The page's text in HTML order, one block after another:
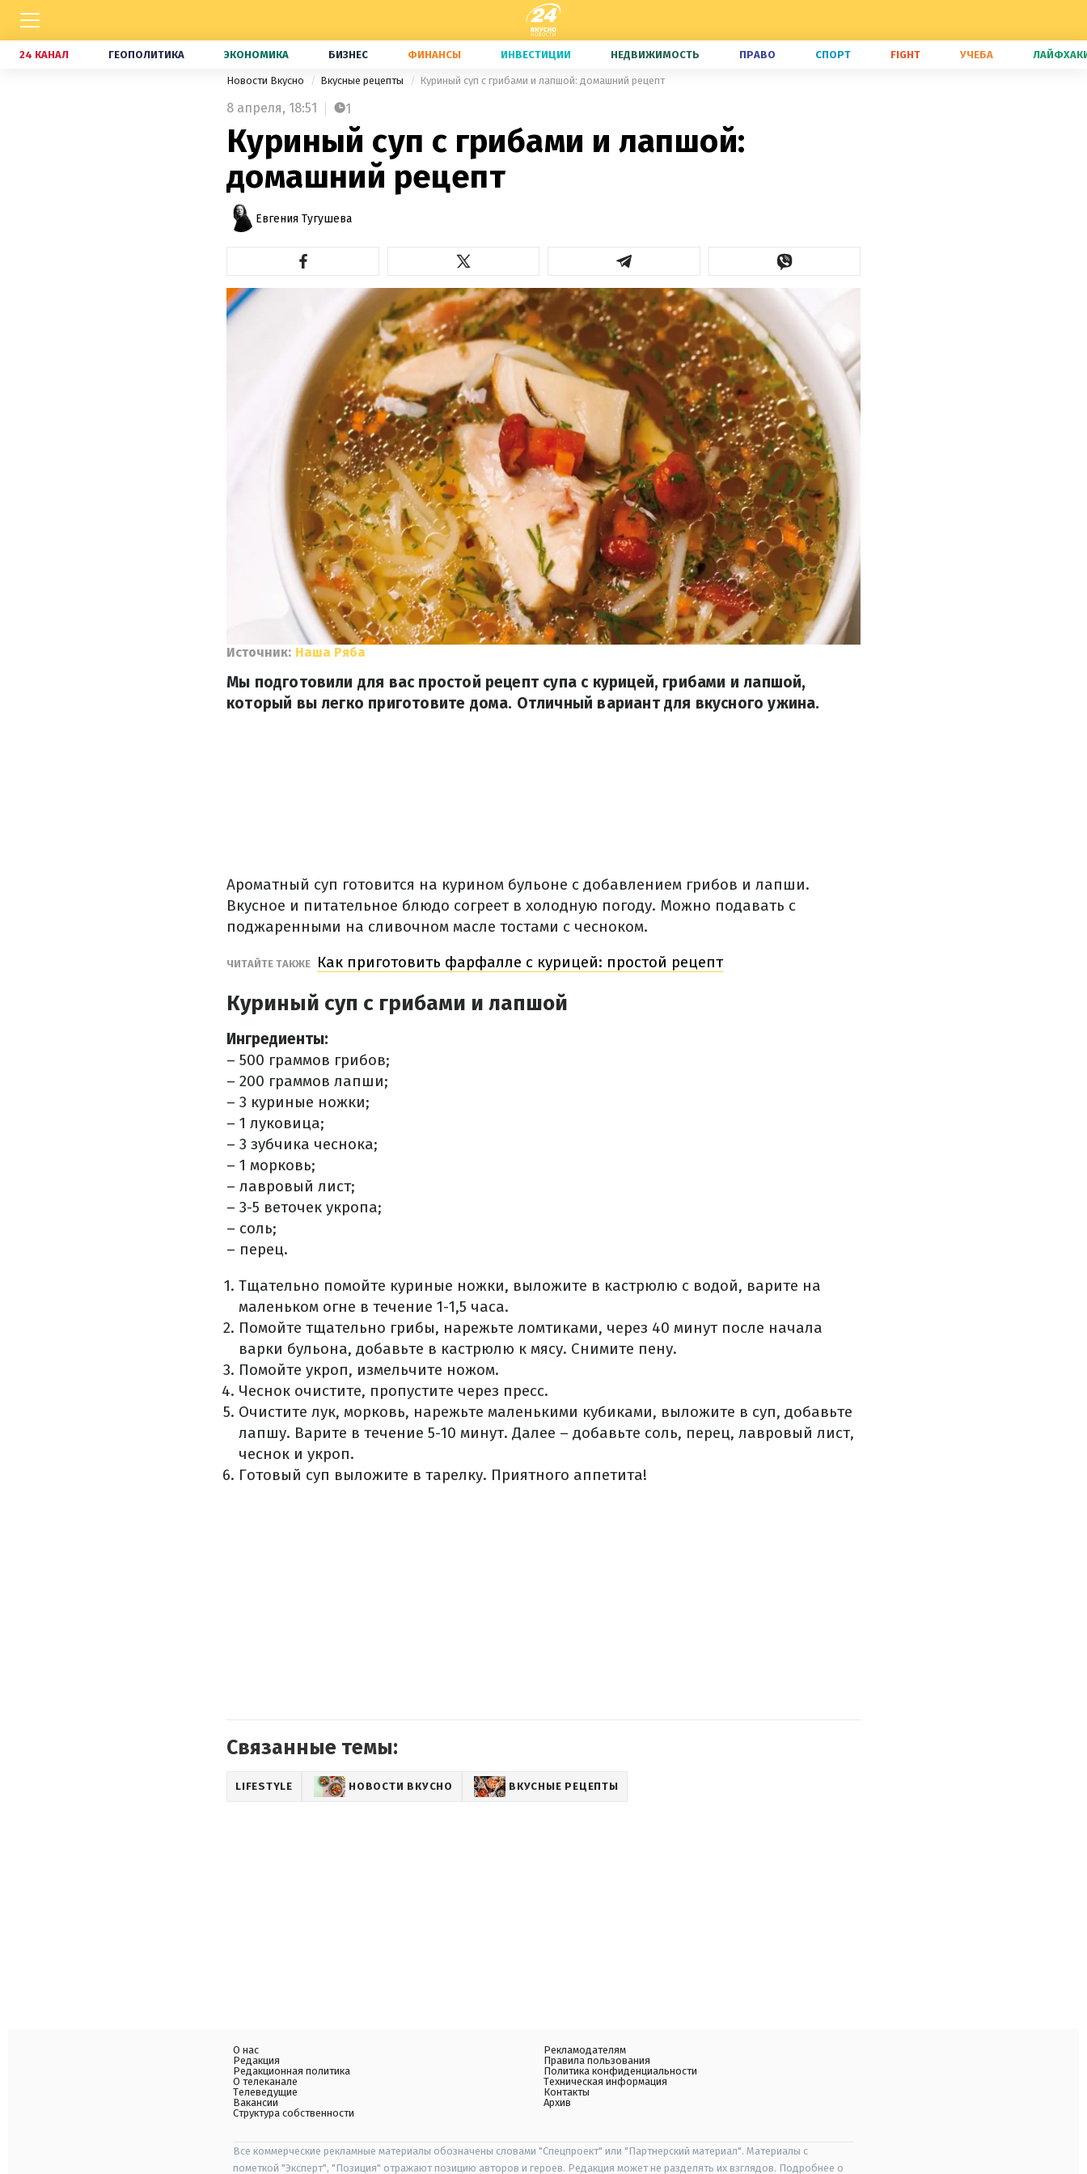
24 КАНАЛ ГЕОПОЛИТИКА ЭКОНОМИКА БИЗНЕС ФИНАНСЫ ИНВЕСТИЦИИ НЕДВИЖИМОСТЬ ПРАВО СПОРТ FIGHT УЧЕБА
Новости Вкусно Вкусные рецепты Куриный суп с грибами и лапшой: домашний рецепт
8 апреля, 18:51 1
Куриный суп с грибами и лапшой:
домашний рецепт
Евгения Тугушева
Источник: Наша Ряба
Мы подготовили для вас простой рецепт супа с курицей, грибами и лапшой,
который вы легко приготовите дома. Отличный вариант для вкусного ужина.
Ароматный суп готовится на курином бульоне с добавлением грибов и лапши.
Вкусное и питательное блюдо согреет в холодную погоду. Можно подавать с
поджаренными на сливочном масле тостами с чесноком.
ЧИТАЙТЕ ТАКЖЕ Как приготовить фарфалле с курицей: простой рецепт
Куриный суп с грибами и лапшой
Ингредиенты:
– 500 граммов грибов;
– 200 граммов лапши;
– 3 куриные ножки;
– 1 луковица;
– 3 зубчика чеснока;
– 1 морковь;
– лавровый лист;
– 3-5 веточек укропа;
– соль;
– перец.
Тщательно помойте куриные ножки, выложите в кастрюлю с водой, варите на
маленьком огне в течение 1-1,5 часа.
Помойте тщательно грибы, нарежьте ломтиками, через 40 минут после начала
варки бульона, добавьте в кастрюлю к мясу. Снимите пену.
Помойте укроп, измельчите ножом.
Чеснок очистите, пропустите через пресс.
Очистите лук, морковь, нарежьте маленькими кубиками, выложите в суп, добавьте
лапшу. Варите в течение 5-10 минут. Далее – добавьте соль, перец, лавровый лист,
чеснок и укроп.
Готовый суп выложите в тарелку. Приятного аппетита!
Связанные темы:
LIFESTYLE НОВОСТИ ВКУСНО ВКУСНЫЕ РЕЦЕПТЫ
О нас
Редакция
Редакционная политика
О телеканале
Телеведущие
Вакансии
Структура собственности
Рекламодателям
Правила пользования
Политика конфиденциальности
Техническая информация
Контакты
Архив
Все коммерческие рекламные материалы обозначены словами "Спецпроект" или "Партнерский материал". Материалы с
пометкой "Эксперт", "Позиция" отражают позицию авторов и героев. Редакция может не разделять их взглядов. Подробнее о